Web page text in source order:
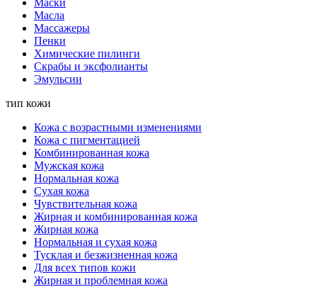
Маски
Масла
Массажеры
Пенки
Химические пилинги
Скрабы и эксфолианты
Эмульсии
тип кожи
Кожа с возрастными изменениями
Кожа с пигментацией
Комбинированная кожа
Мужская кожа
Нормальная кожа
Сухая кожа
Чувствительная кожа
Жирная и комбинированная кожа
Жирная кожа
Нормальная и сухая кожа
Тусклая и безжизненная кожа
Для всех типов кожи
Жирная и проблемная кожа